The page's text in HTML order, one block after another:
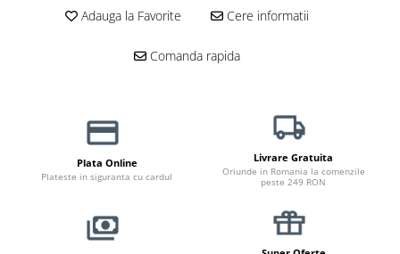
Pisică Adult
Pisică Senior
Diete Veterinare Pisică
Recompense Pisici
Adauga la Favorite Cere informatii
Comanda rapida
Plata Online
Plateste in siguranta cu cardul
Livrare Gratuita
Oriunde in Romania la comenzile
peste 249 RON